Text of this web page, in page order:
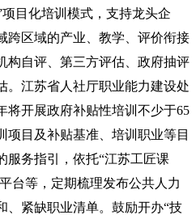
目化培训模式，支持龙头企
跨区域的产业、教学、评价衔接
构自评、第三方评估、政府抽评
。江苏省人社厅职业能力建设处
将开展政府补贴性培训不少于65
项目及补贴基准、培训职业等目
服务指引，依托“江苏工匠课
台等，定期梳理发布公共人力
、紧缺职业清单。鼓励开办“技